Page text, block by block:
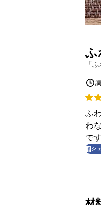
ふ
「ふ
ふ
わ
で
シ
材